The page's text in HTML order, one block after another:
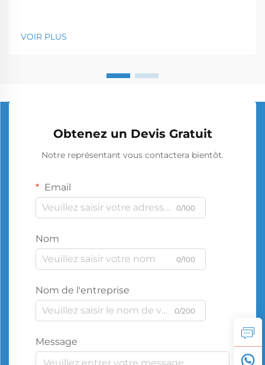
VOIR PLUS
Obtenez un Devis Gratuit
Notre représentant vous contactera bientôt.
Email
0/100
Nom
0/100
Nom de l'entreprise
0/200
Message